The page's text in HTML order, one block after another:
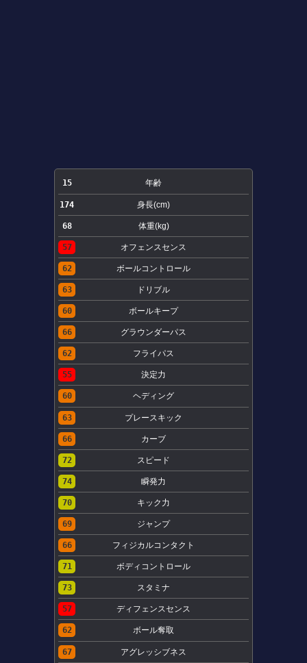
15 年齢
174 身長(cm)
68 体重(kg)
57 オフェンスセンス
62 ボールコントロール
63 ドリブル
60 ボールキープ
66 グラウンダーパス
62 フライパス
55 決定力
60 ヘディング
63 プレースキック
66 カーブ
72 スピード
74 瞬発力
70 キック力
69 ジャンプ
66 フィジカルコンタクト
71 ボディコントロール
73 スタミナ
57 ディフェンスセンス
62 ボール奪取
67 アグレッシブネス